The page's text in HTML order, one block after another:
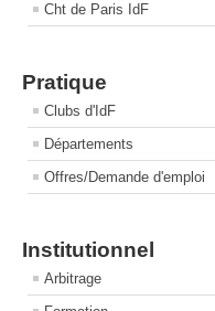
Cht de Paris IdF
Pratique
Clubs d'IdF
Départements
Offres/Demande d'emploi
Institutionnel
Arbitrage